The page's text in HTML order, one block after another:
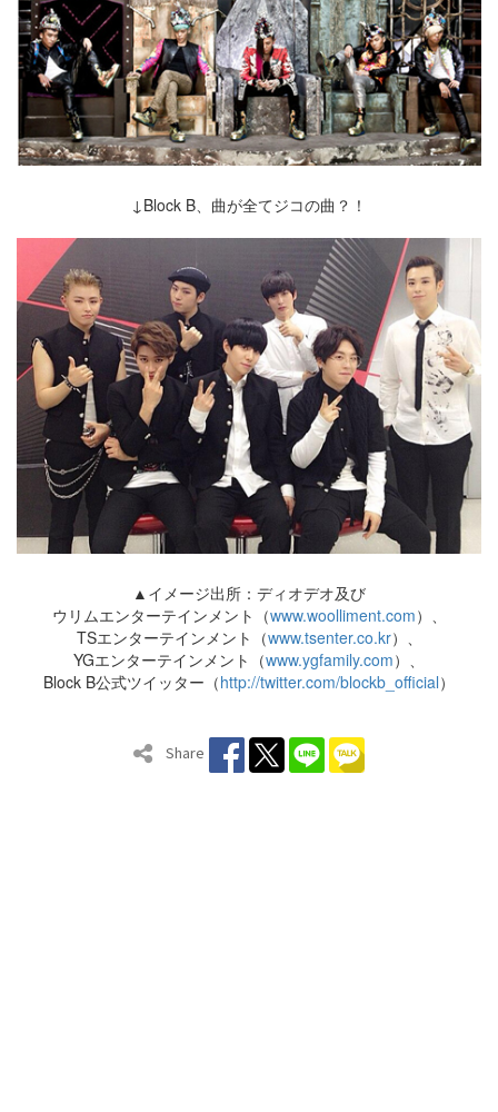
↓Block B、曲が全てジコの曲？！
▲イメージ出所：ディオデオ及び
ウリムエンターテインメント（www.woolliment.com）、
TSエンターテインメント（www.tsenter.co.kr）、
YGエンターテインメント（www.ygfamily.com）、
Block B公式ツイッター（http://twitter.com/blockb_official）
Share